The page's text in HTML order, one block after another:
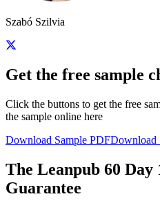
Szabó Szilvia
Get the free sample
Click the buttons to get the free
the sample online here
Download Sample PDFDownload
The Leanpub 60 Day
Guarantee